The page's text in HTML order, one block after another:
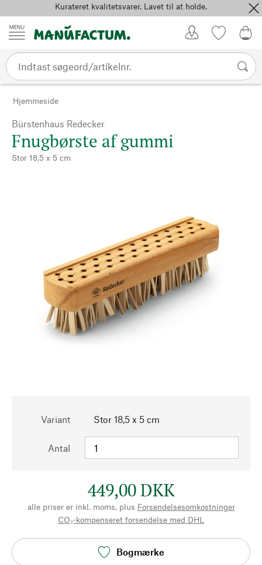
Spring til indholdKurateret kvalitetsvarer. Lavet til at holde.
Hjemmeside
Bürstenhaus Redecker
Fnugbørste af gummi
Stor 18,5 x 5 cm
Variant Stor 18,5 x 5 cm
Antal
449,00 DKK
alle priser er inkl. moms, plus Forsendelsesomkostninger
CO₂-kompenseret forsendelse med DHL
Bogmærke